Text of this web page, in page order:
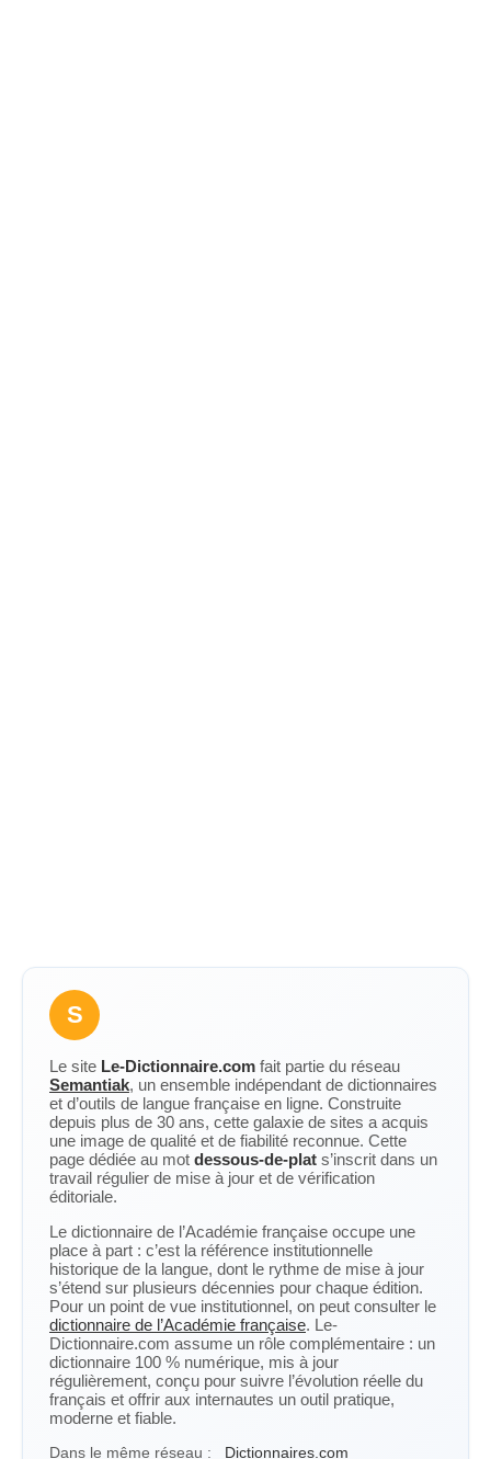
S
Le site Le-Dictionnaire.com fait partie du réseau
Semantiak, un ensemble indépendant de dictionnaires
et d’outils de langue française en ligne. Construite
depuis plus de 30 ans, cette galaxie de sites a acquis
une image de qualité et de fiabilité reconnue. Cette
page dédiée au mot dessous-de-plat s’inscrit dans un
travail régulier de mise à jour et de vérification
éditoriale.
Le dictionnaire de l’Académie française occupe une
place à part : c’est la référence institutionnelle
historique de la langue, dont le rythme de mise à jour
s’étend sur plusieurs décennies pour chaque édition.
Pour un point de vue institutionnel, on peut consulter le
dictionnaire de l’Académie française. Le-
Dictionnaire.com assume un rôle complémentaire : un
dictionnaire 100 % numérique, mis à jour
régulièrement, conçu pour suivre l’évolution réelle du
français et offrir aux internautes un outil pratique,
moderne et fiable.
Dans le même réseau : Dictionnaires.com